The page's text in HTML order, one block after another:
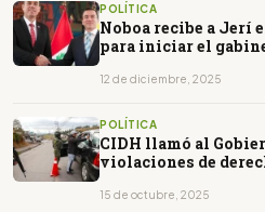
POLÍTICA
Noboa recibe a Jerí
para iniciar el
12 de diciembre, 2025
POLÍTICA
CIDH llamó al
violaciones de
15 de octubre, 2025